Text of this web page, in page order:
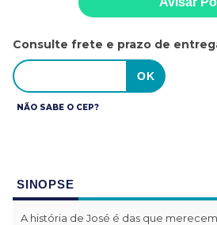
Consulte frete e prazo de
NÃO SABE O CEP?
SINOPSE
A história de José é das que